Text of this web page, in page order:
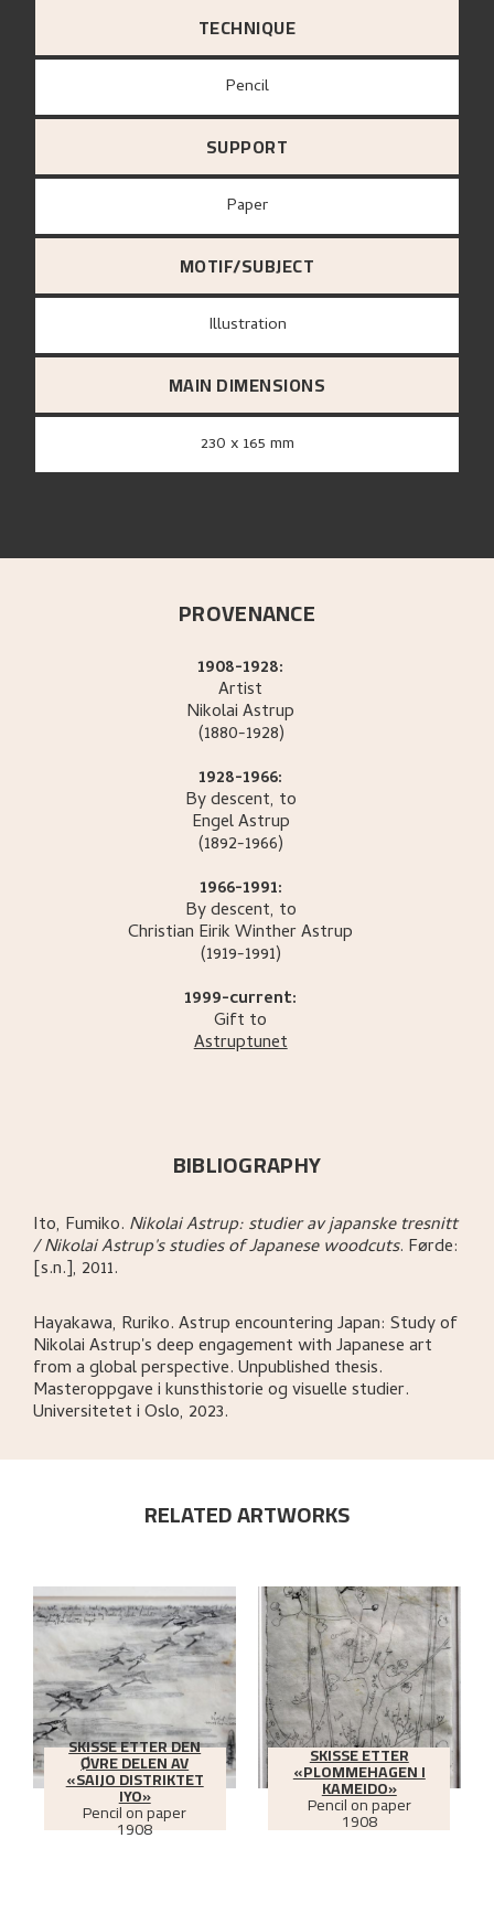
TECHNIQUE
Pencil
SUPPORT
paper
MOTIF/SUBJECT
Illustration
MAIN DIMENSIONS
230 x 165 mm
PROVENANCE
1908-1928:
Artist
NikolaiAstrup
(1880-1928)
1928-1966:
By descent, to
EngelAstrup
(1892-1966)
1966-1991:
By descent, to
Christian Eirik WintherAstrup
(1919-1991)
1999-current:
Gift to
Astruptunet
BIBLIOGRAPHY
Ito, Fumiko. Nikolai Astrup: studier av japanske tresnitt
/ Nikolai Astrup's studies of Japanese woodcuts. Førde:
[s.n.], 2011.
Hayakawa, Ruriko.Astrup encountering Japan: Study of
Nikolai Astrup's deep engagement with Japanese art
from a global perspective.Unpublished thesis.
Masteroppgave i kunsthistorie og visuelle studier.
Universitetet i Oslo, 2023.
RELATED ARTWORKS
SKISSE ETTER DEN
ØVRE DELEN AV
«SAIJO DISTRIKTET
IYO»
Pencil on paper
1908
SKISSE ETTER
«PLOMMEHAGEN I
KAMEIDO»
Pencil on paper
1908